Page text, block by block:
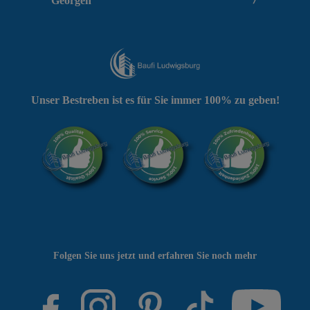
Folgen Sie uns jetzt und erfahren Sie noch mehr
Unser Bestreben ist es für Sie immer 100% zu geben!